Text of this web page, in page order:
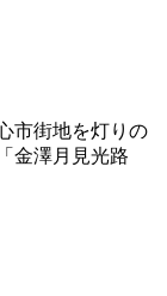
市街地を灯りの
金澤月見光路